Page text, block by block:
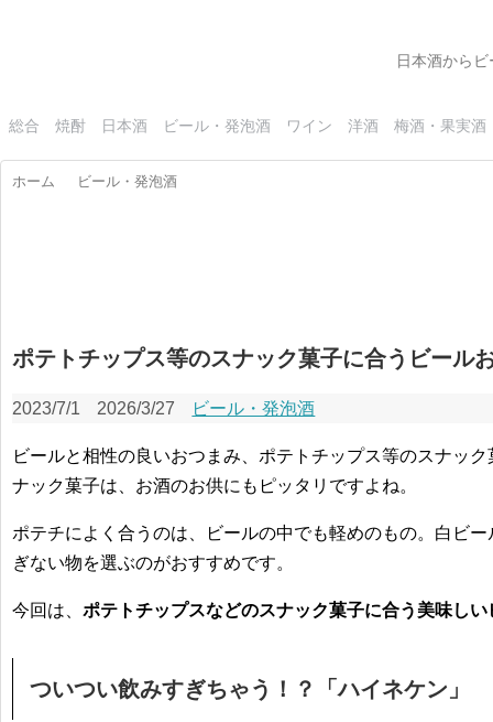
日本酒から
総合 焼酎 日本酒 ビール・発泡酒 ワイン 洋酒 梅酒・果実酒
ホーム ビール・発泡酒
ポテトチップス等のスナック菓子に合うビール
2023/7/1 2026/3/27 ビール・発泡酒
ビールと相性の良いおつまみ、ポテトチップス等のスナッ
ナック菓子は、お酒のお供にもピッタリですよね。
ポテチによく合うのは、ビールの中でも軽めのもの。白ビ
ぎない物を選ぶのがおすすめです。
今回は、 ポテトチップスなどのスナック菓子に合う美味しい
ついつい飲みすぎちゃう！？「ハイネケン」